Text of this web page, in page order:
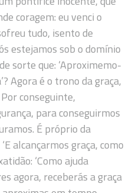
coragem: eu venci o
tudo, isento de
estejamos sob o domínio
sorte que: ‘Aproximemo-
Agora é o trono da graça,
conseguinte,
para conseguirmos
É próprio da
alcançarmos graça, como
‘Como ajuda
agora, receberás a graça